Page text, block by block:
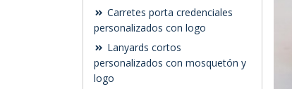
Carretes porta credenciales
personalizados con logo
Lanyards cortos
personalizados con mosquetón y
logo